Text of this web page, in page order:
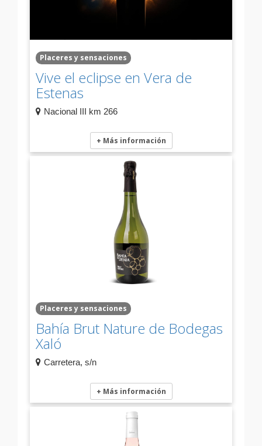
Placeres y sensaciones
Vive el eclipse en Vera de
Estenas
Nacional III km 266
+ Más información
Placeres y sensaciones
Bahía Brut Nature de Bodegas
Xaló
Carretera, s/n
+ Más información